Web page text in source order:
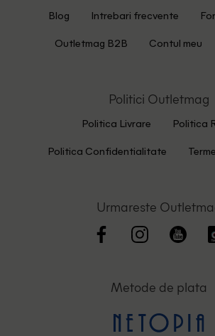
Blog Intrebari frecvente
Outletmag B2B Contul meu
Politici Outletmag
Politica Livrare Politica
Politica Confidentialitate
Urmareste
Metode de plata